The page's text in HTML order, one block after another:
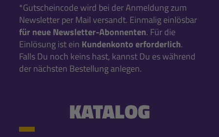
*Gutscheincode wird bei der Anmeldung zum
Newsletter per Mail versandt. Einmalig einlösbar
für neue Newsletter-Abonnenten. Für die
Einlösung ist ein Kundenkonto erforderlich.
Falls Du noch keins hast, kannst Du es während
der nächsten Bestellung anlegen.
KATALOG